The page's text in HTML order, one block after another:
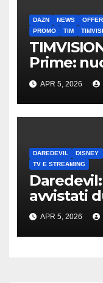
DAZN NEWS
PROMO
TIM
Prime:
clienti TIM
APR 5, 2026
DAREDEVIL DISNEY
TV E STREAMING
avvistati
di New
APR 5, 2026